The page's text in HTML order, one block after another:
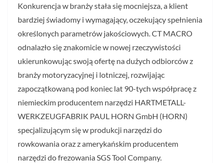
Konkurencja w branży stała się mocniejsza, a klient
bardziej świadomy i wymagający, oczekujący spełnienia
określonych parametrów jakościowych. CT MACRO
odnalazło się znakomicie w nowej rzeczywistości
ukierunkowując swoją ofertę na dużych odbiorców z
branży motoryzacyjnej i lotniczej, rozwijając
zapoczątkowaną pod koniec lat 90-tych współpracę z
niemieckim producentem narzędzi HARTMETALL-
WERKZEUGFABRIK PAUL HORN GmbH (HORN)
specjalizującym się w produkcji narzędzi do
rowkowania oraz z amerykańskim producentem
narzędzi do frezowania SGS Tool Company.